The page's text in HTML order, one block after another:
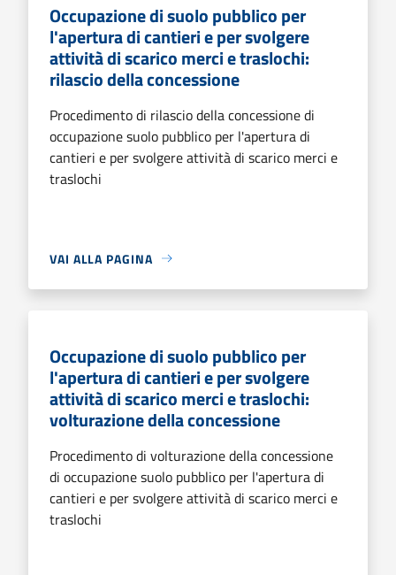
Occupazione di suolo pubblico per
l'apertura di cantieri e per svolgere
attività di scarico merci e traslochi:
rilascio della concessione
Procedimento di rilascio della concessione di
occupazione suolo pubblico per l'apertura di
cantieri e per svolgere attività di scarico merci e
traslochi
VAI ALLA PAGINA
Occupazione di suolo pubblico per
l'apertura di cantieri e per svolgere
attività di scarico merci e traslochi:
volturazione della concessione
Procedimento di volturazione della concessione
di occupazione suolo pubblico per l'apertura di
cantieri e per svolgere attività di scarico merci e
traslochi